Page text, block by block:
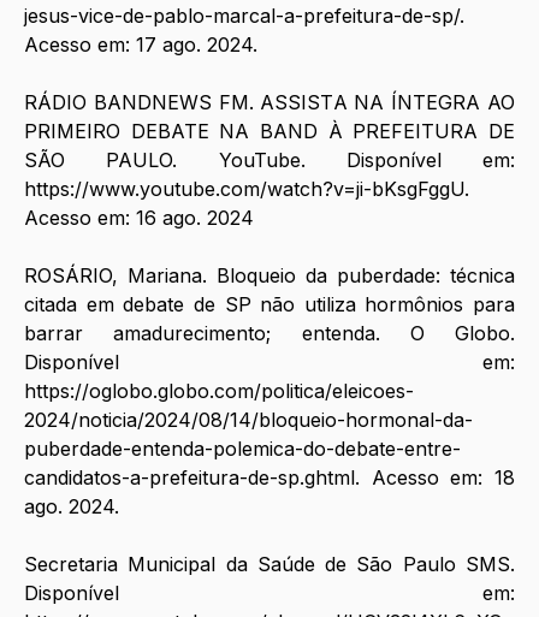
jesus-vice-de-pablo-marcal-a-prefeitura-de-sp/.
Acesso em: 17 ago. 2024.
RÁDIO BANDNEWS FM. ASSISTA NA ÍNTEGRA AO
PRIMEIRO DEBATE NA BAND À PREFEITURA DE
https://www.youtube.com/watch?v=ji-bKsgFggU.
Acesso em: 16 ago. 2024
ROSÁRIO, Mariana. Bloqueio da puberdade: técnica
citada em debate de SP não utiliza hormônios para
barrar amadurecimento; entenda. O Globo.
https://oglobo.globo.com/politica/eleicoes-
2024/noticia/2024/08/14/bloqueio-hormonal-da-
puberdade-entenda-polemica-do-debate-entre-
candidatos-a-prefeitura-de-sp.ghtml. Acesso em: 18
ago. 2024.
‌Secretaria Municipal da Saúde de São Paulo SMS.